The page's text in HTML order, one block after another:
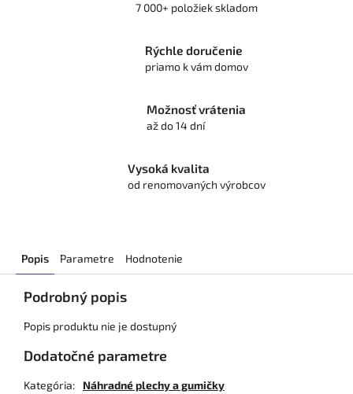
7 000+ položiek skladom
Rýchle doručenie
priamo k vám domov
Možnosť vrátenia
až do 14 dní
Vysoká kvalita
od renomovaných výrobcov
Popis Parametre Hodnotenie
Podrobný popis
Popis produktu nie je dostupný
Dodatočné parametre
Kategória:
Náhradné plechy a gumičky